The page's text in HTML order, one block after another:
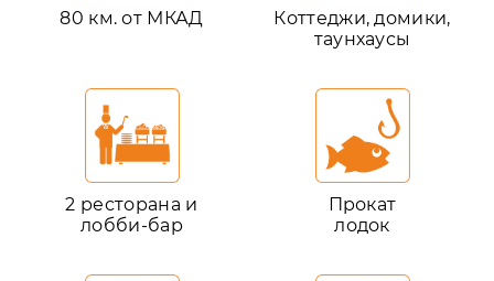
80 км. от МКАД
Коттеджи, домики,
таунхаусы
2 ресторана и
лобби-бар
Прокат
лодок